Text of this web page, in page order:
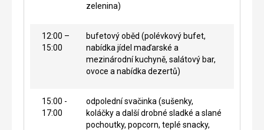
zelenina)
12:00 –
15:00
bufetový oběd (polévkový bufet,
nabídka jídel maďarské a
mezinárodní kuchyně, salátový bar,
ovoce a nabídka dezertů)
15:00 -
17:00
odpolední svačinka (sušenky,
koláčky a další drobné sladké a slané
pochoutky, popcorn, teplé snacky,